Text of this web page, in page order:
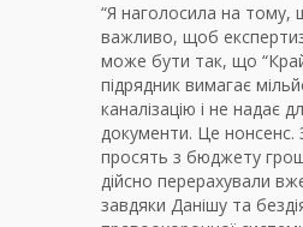
“Я наголосила на тому,
важливо, щоб
може бути так, що
підрядник вимагає
каналізацію і не надає
документи. Це нонсенс.
просять з бюджету
дійсно перерахували
завдяки Данішу та